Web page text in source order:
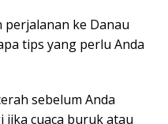
perjalanan ke Danau
tips yang perlu Anda
sebelum Anda
cuaca buruk atau